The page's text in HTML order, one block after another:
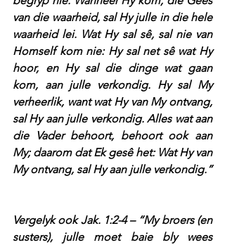
van die waarheid, sal Hy julle in die hele
waarheid lei. Wat Hy sal sê, sal nie van
Homself kom nie: Hy sal net sê wat Hy
hoor, en Hy sal die dinge wat gaan
kom, aan julle verkondig. Hy sal My
verheerlik, want wat Hy van My ontvang,
sal Hy aan julle verkondig. Alles wat aan
die Vader behoort, behoort ook aan
My; daarom dat Ek gesê het: Wat Hy van
My ontvang, sal Hy aan julle verkondig.”
Vergelyk ook Jak. 1:2-4 – “My broers (en
susters), julle moet baie bly wees